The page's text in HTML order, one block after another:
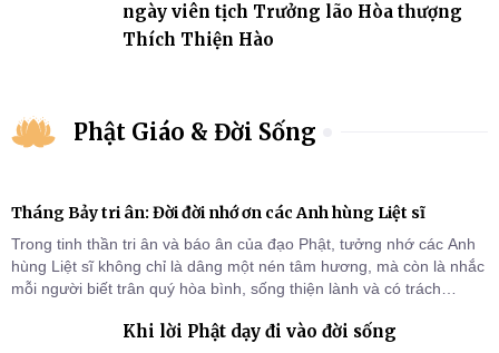
ngày viên tịch Trưởng lão Hòa thượng
Thích Thiện Hào
Phật Giáo & Đời Sống
Tháng Bảy tri ân: Đời đời nhớ ơn các Anh hùng Liệt sĩ
Trong tinh thần tri ân và báo ân của đạo Phật, tưởng nhớ các Anh
hùng Liệt sĩ không chỉ là dâng một nén tâm hương, mà còn là nhắc
mỗi người biết trân quý hòa bình, sống thiện lành và có trách
Khi lời Phật dạy đi vào đời sống